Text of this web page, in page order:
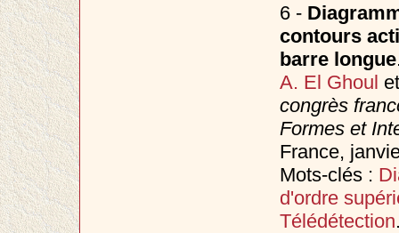
6 -
contours
barre longue
A. El Ghoul
congrès
Formes et
France,
Mots-clés :
d'ordre
Télédétection